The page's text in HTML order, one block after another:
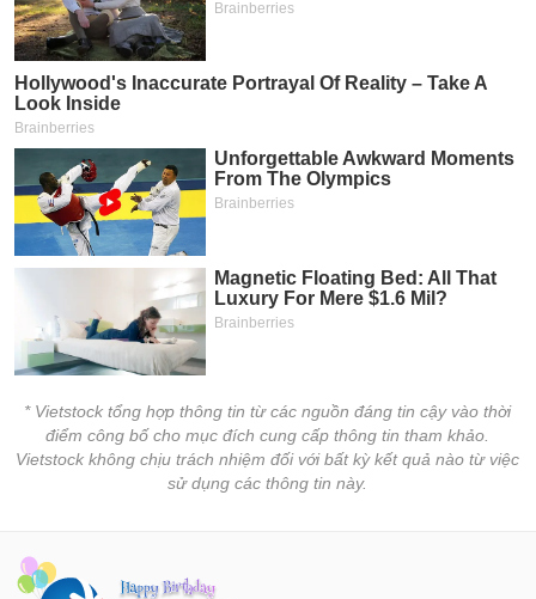
* Vietstock tổng hợp thông tin từ các nguồn đáng tin cậy vào thời
điểm công bố cho mục đích cung cấp thông tin tham khảo.
Vietstock không chịu trách nhiệm đối với bất kỳ kết quả nào từ việc
sử dụng các thông tin này.